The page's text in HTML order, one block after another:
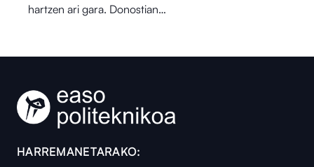
hartzen ari gara. Donostian…
HARREMANETARAKO: